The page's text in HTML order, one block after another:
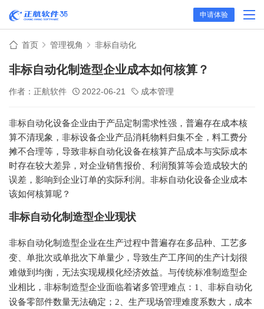
申请体验
首页 管理视角 非标自动化
非标自动化制造型企业成本如何核算？
作者：正航软件 2022-06-21 成本管理
非标自动化设备企业由于产品定制需求性强，普遍存在成本核
算不清现象，非标设备企业产品消耗物料归集不全，料工费分
摊不合理等，导致非标自动化设备在核算产品成本与实际成本
时存在较大差异，对企业销售报价、利润预算等会造成较大的
误差，影响到企业订单的实际利润。非标自动化设备企业成本
该如何核算呢？
非标自动化制造型企业现状
非标自动化制造型企业在生产过程中普遍存在多品种、工艺多
变、单批次或单批次下单量少，导致生产工序间的生产计划很
难做到均衡，无法实现规模化经济效益。与传统标准制造型企
业相比，非标制造型企业面临着诸多管理难点： 1、非标自动化
设备零部件数量无法确定；2、生产现场管理难度系数大，成本